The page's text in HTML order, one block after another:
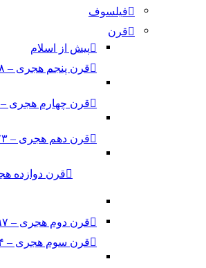
فیلسوف
قرن
پیش از اسلام
قرن پنجم هجری – ۳۸۸ الی ۴۸۵ شمسی
قرن چهارم هجری – ۲۹۱ الی ۳۸۸ شمسی
قرن دهم هجری – ۸۷۳ الی ۹۷۰ شمسی
قرن دوم هجری – ۹۷ الی ۱۹۴ شمسی
قرن سوم هجری – ۱۹۴ الی ۲۹۱ شمسی